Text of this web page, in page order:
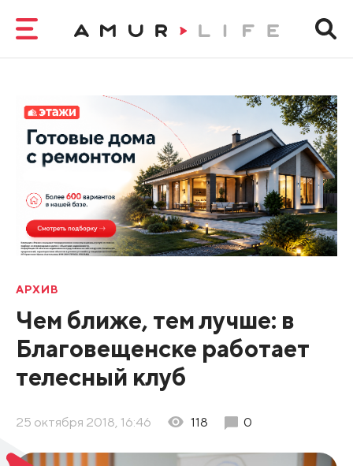
АРХИВ
Чем ближе, тем лучше: в
Благовещенске работает
телесный клуб
25 октября 2018, 16:46 118 0